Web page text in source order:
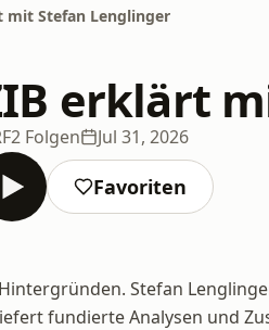
mit Stefan Lenglinger
erklärt
2 Folgen Jul 31, 2026
Favoriten
Stefan
fundierte Analysen und